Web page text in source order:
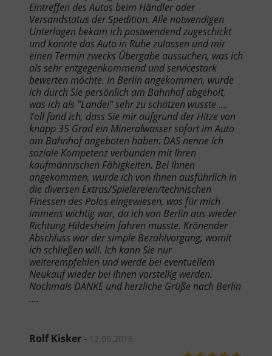
Eintreffen des Autos beim Händler oder
Versandstatus der Spedition. Alle notwendigen
Unterlagen bekam ich postwendend zugeschickt
und konnte das Auto in Ruhe zulassen und mir
einen Termin zwecks Übergabe aussuchen, was ich
als sehr entgegenkommend und servicestark
bewerten möchte. In Berlin angekommen, wurde
ich durch Sie persönlich am Bahnhof abgeholt,
was ich als "Landei" sehr zu schätzen wusste ....
Toll fand ich, dass Sie mir aufgrund der Hitze von
knapp 35 Grad ein Mineralwasser sofort im Auto
am Bahnhof angeboten haben: DAS nenne ich
soziale Kompetenz verbunden mit Ihren
kaufmännischen Fähigkeiten. Bei Ihnen
angekommen, wurde ich von Ihnen ausführlich in
die diversen Extras/Spielereien/technischen
Finessen des Polos eingewiesen, was für mich
immens wichtig war, da ich von Berlin aus wieder
Richtung Hildesheim fahren musste. Krönender
Abschluss war der simple Bezahlvorgang, womit
ich schließen will. Ich kann Sie nur
weiterempfehlen und werde bei eventuellem
Neukauf wieder bei Ihnen vorstellig werden.
Nochmals DANKE und herzliche Grüße nach Berlin
....
Rolf Kisker - 12.06.2016